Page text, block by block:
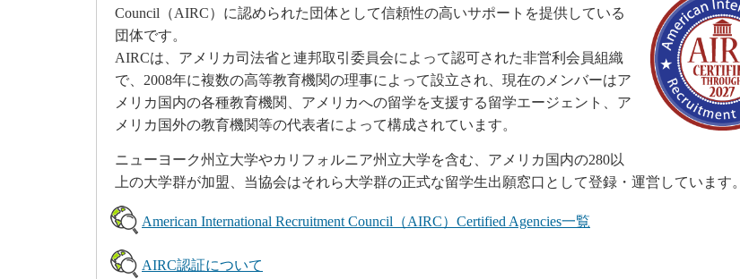
Council（AIRC）に認められた団体として信頼性の高いサポートを提供している
団体です。
AIRCは、アメリカ司法省と連邦取引委員会によって認可された非営利会員組織
で、2008年に複数の高等教育機関の理事によって設立され、現在のメンバーはア
メリカ国内の各種教育機関、アメリカへの留学を支援する留学エージェント、ア
メリカ国外の教育機関等の代表者によって構成されています。
ニューヨーク州立大学やカリフォルニア州立大学を含む、アメリカ国内の280以
上の大学群が加盟、当協会はそれら大学群の正式な留学生出願窓口として登録・運営しています。
American International Recruitment Council（AIRC）Certified Agencies一覧
AIRC認証について